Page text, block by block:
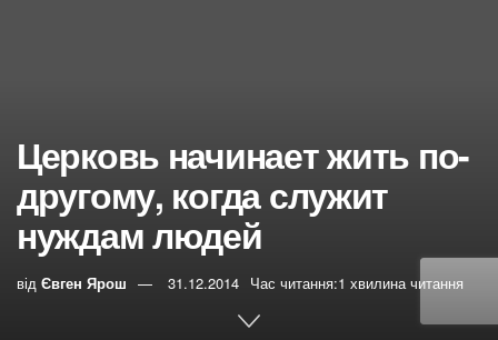
Церковь начинает жить по-
другому, когда служит
нуждам людей
від Євген Ярош 31.12.2014 Час читання:1 хвилина читання